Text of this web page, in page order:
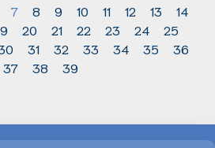
7 8 9 10 11 12 13
14
20 21 22 23 24
25
31 32 33 34 35
36
37
38 39